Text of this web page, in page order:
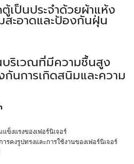
เป็นประจำด้วยผ้าแห้ง
สะอาดและป้องกันฝุ่น
บริเวณที่มีความชื้นสูง
กันการเกิดสนิมและความ
ข็งแรงของเฟอร์นิเจอร์
รคงรูปทรงและการใช้งานของเฟอร์นิเจอร์